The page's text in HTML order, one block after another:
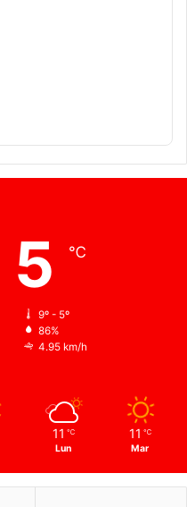
5 ℃
9º - 5º
86%
4.95 km/h
11 ℃
Lun
11 ℃
Mar